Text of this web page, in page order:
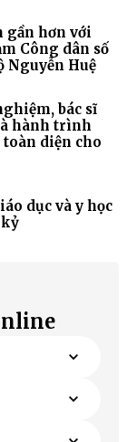
gần hơn với
Công dân số
Nguyễn Huệ
bác sĩ
hành trình
diện cho
dục và y học